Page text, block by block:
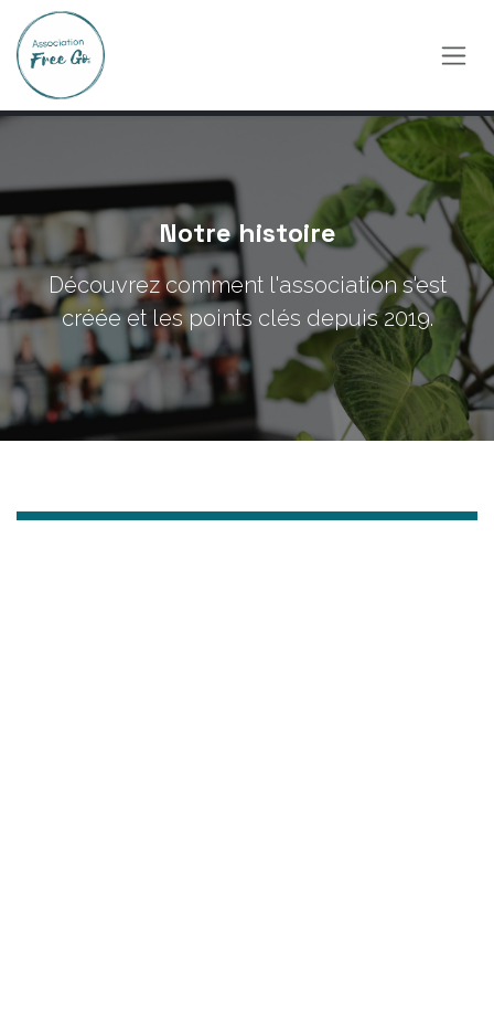
Se rendre au contenu
Notre histoire
Découvrez comment l'association s'est
créée et les points clés depuis 2019.